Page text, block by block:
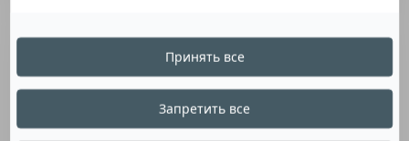
Asiaticoside
Азиатикозид, извлеченный из центеллы,
известен своими свойствами против
Запретить все
Принять все